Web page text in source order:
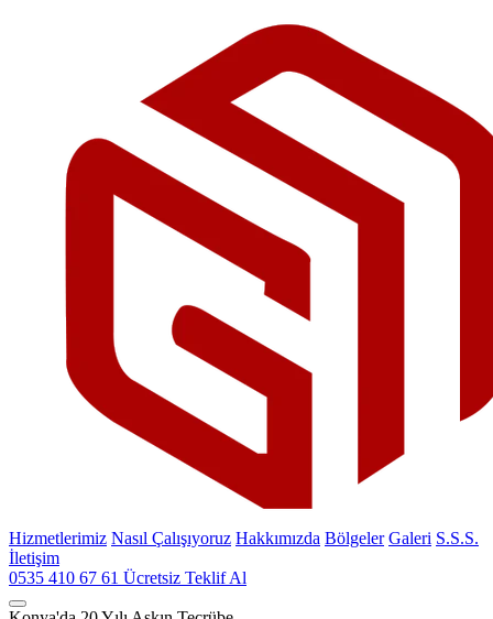
Hizmetlerimiz Nasıl Çalışıyoruz Hakkımızda Bölgeler Galeri S.S.S.
İletişim
0535 410 67 61 Ücretsiz Teklif Al